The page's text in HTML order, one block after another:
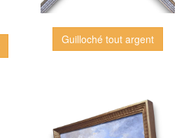
Guilloché tout argent